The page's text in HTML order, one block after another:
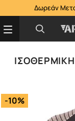
Δωρεάν
-10%